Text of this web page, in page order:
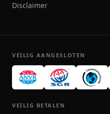
Disclaimer
VEILIG AANGESLOTEN
VEILIG BETALEN